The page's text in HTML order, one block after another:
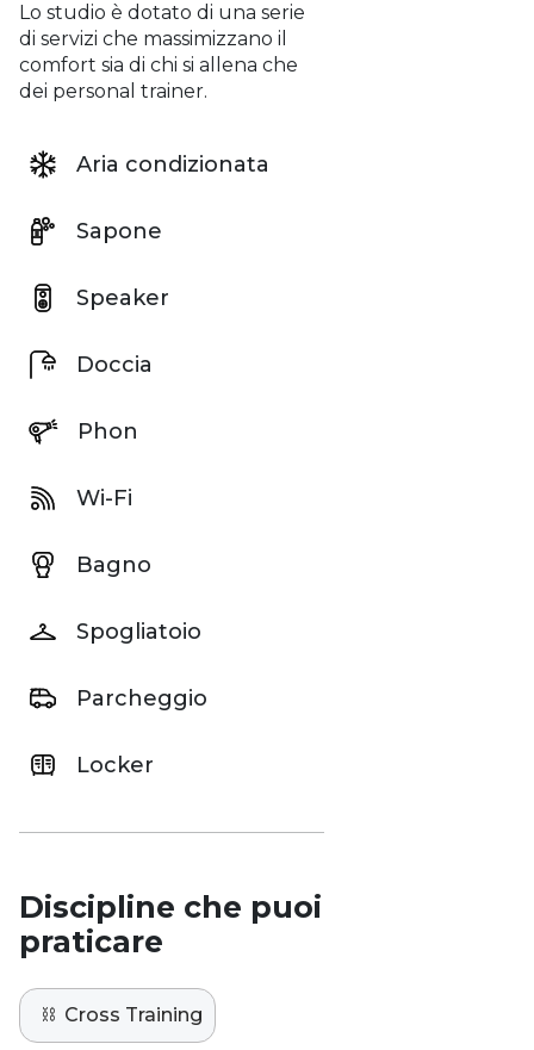
Lo studio è dotato di una serie
di servizi che massimizzano il
comfort sia di chi si allena che
dei personal trainer.
Aria condizionata
Sapone
Speaker
Doccia
Phon
Wi-Fi
Bagno
Spogliatoio
Parcheggio
Locker
Discipline che puoi
praticare
⛓️ Cross Training